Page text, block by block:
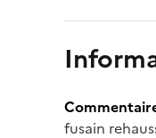
fusain